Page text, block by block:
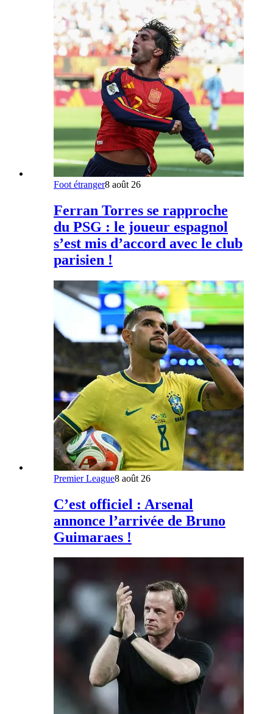
Foot étranger8 août 26
Ferran Torres se rapproche
du PSG : le joueur espagnol
s’est mis d’accord avec le club
parisien !
Premier League8 août 26
C’est officiel : Arsenal
annonce l’arrivée de Bruno
Guimaraes !